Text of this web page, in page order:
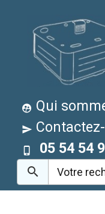
Qui
05 54 54